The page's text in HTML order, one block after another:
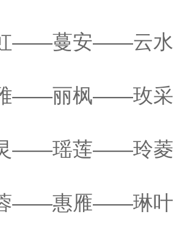
——蔓安——云水
——丽枫——玫采
——瑶莲——玲菱
——惠雁——琳叶